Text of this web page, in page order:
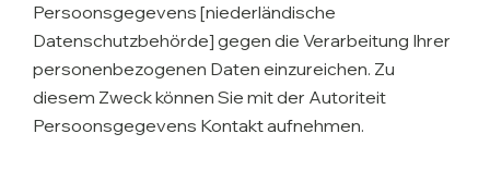
Persoonsgegevens [niederländische
Datenschutzbehörde] gegen die Verarbeitung Ihrer
personenbezogenen Daten einzureichen. Zu
diesem Zweck können Sie mit der Autoriteit
Persoonsgegevens Kontakt aufnehmen.